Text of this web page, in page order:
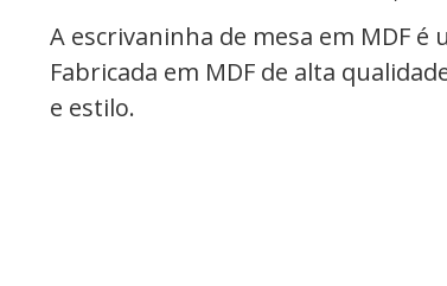
A escrivaninha de mesa em MDF
Fabricada em MDF de alta
e estilo.